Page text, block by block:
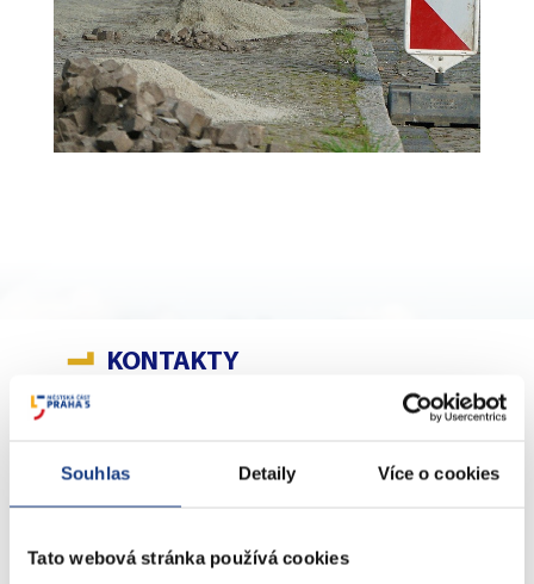
Souhlas Detaily Více o cookies
Tato webová stránka používá cookies
KONTAKTY
Živnostenské záležitosti